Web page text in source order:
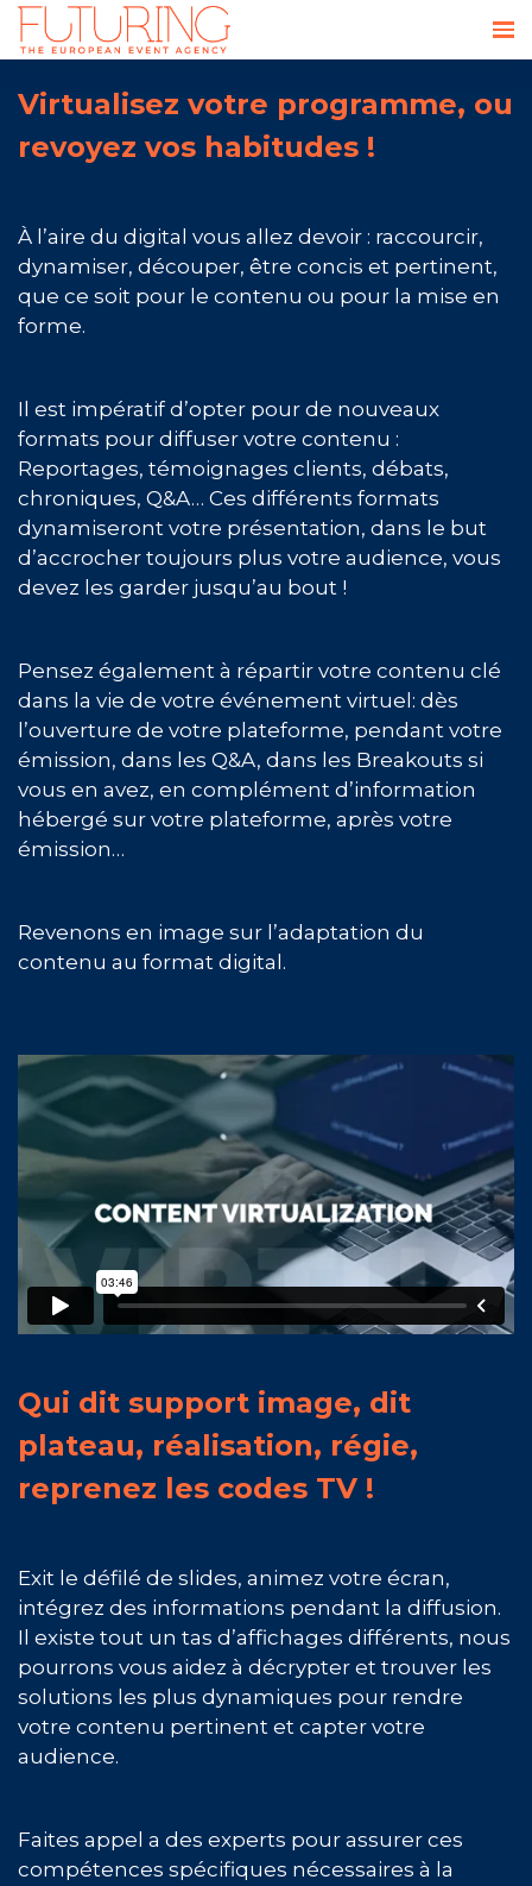
Virtualisez votre programme, ou
revoyez vos habitudes !
À l’aire du digital vous allez devoir : raccourcir,
dynamiser, découper, être concis et pertinent,
que ce soit pour le contenu ou pour la mise en
forme.
Il est impératif d’opter pour de nouveaux
formats pour diffuser votre contenu :
Reportages, témoignages clients, débats,
chroniques, Q&A… Ces différents formats
dynamiseront votre présentation, dans le but
d’accrocher toujours plus votre audience, vous
devez les garder jusqu’au bout !
Pensez également à répartir votre contenu clé
dans la vie de votre événement virtuel: dès
l’ouverture de votre plateforme, pendant votre
émission, dans les Q&A, dans les Breakouts si
vous en avez, en complément d’information
hébergé sur votre plateforme, après votre
émission…
Revenons en image sur l’adaptation du
contenu au format digital.
Qui dit support image, dit
plateau, réalisation, régie,
reprenez les codes TV !
Exit le défilé de slides, animez votre écran,
intégrez des informations pendant la diffusion.
Il existe tout un tas d’affichages différents, nous
pourrons vous aidez à décrypter et trouver les
solutions les plus dynamiques pour rendre
votre contenu pertinent et capter votre
audience.
Faites appel a des experts pour assurer ces
compétences spécifiques nécessaires à la